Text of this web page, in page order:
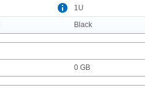
1U
Black
0 GB